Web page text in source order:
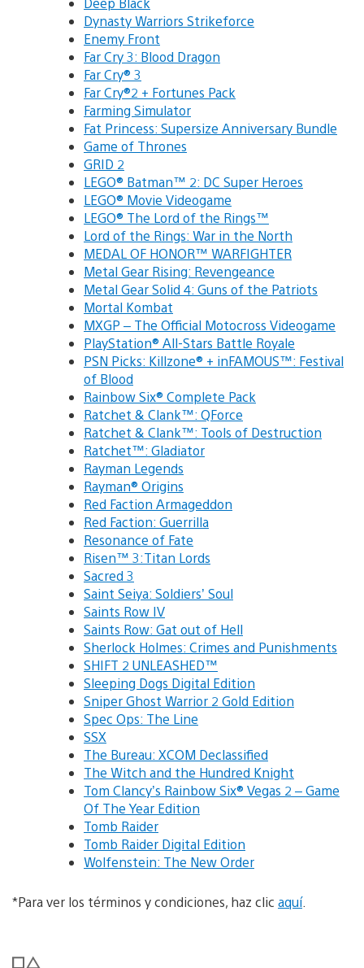
Dynasty Warriors Strikeforce
Enemy Front
Far Cry 3: Blood Dragon
Far Cry® 3
Far Cry®2 + Fortunes Pack
Farming Simulator
Fat Princess: Supersize Anniversary Bundle
Game of Thrones
GRID 2
LEGO® Batman™ 2: DC Super Heroes
LEGO® Movie Videogame
LEGO® The Lord of the Rings™
Lord of the Rings: War in the North
MEDAL OF HONOR™ WARFIGHTER
Metal Gear Rising: Revengeance
Metal Gear Solid 4: Guns of the Patriots
Mortal Kombat
MXGP – The Official Motocross Videogame
PlayStation® All-Stars Battle Royale
PSN Picks: Killzone® + inFAMOUS™: Festival
of Blood
Rainbow Six® Complete Pack
Ratchet & Clank™: QForce
Ratchet & Clank™: Tools of Destruction
Ratchet™: Gladiator
Rayman Legends
Rayman® Origins
Red Faction Armageddon
Red Faction: Guerrilla
Resonance of Fate
Risen™ 3:Titan Lords
Sacred 3
Saint Seiya: Soldiers’ Soul
Saints Row IV
Saints Row: Gat out of Hell
Sherlock Holmes: Crimes and Punishments
SHIFT 2 UNLEASHED™
Sleeping Dogs Digital Edition
Sniper Ghost Warrior 2 Gold Edition
Spec Ops: The Line
SSX
The Bureau: XCOM Declassified
The Witch and the Hundred Knight
Tom Clancy’s Rainbow Six® Vegas 2 – Game
Of The Year Edition
Tomb Raider
Tomb Raider Digital Edition
Wolfenstein: The New Order
*Para ver los términos y condiciones, haz clic aquí.